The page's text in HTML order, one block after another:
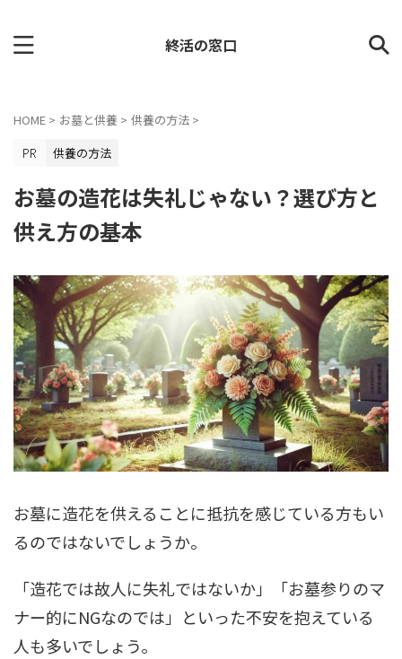
終活の窓口
HOME > お墓と供養 > 供養の方法 >
供養の方法
お墓の造花は失礼じゃない？選び方と
供え方の基本
お墓に造花を供えることに抵抗を感じている方もい
るのではないでしょうか。
「造花では故人に失礼ではないか」「お墓参りのマ
ナー的にNGなのでは」といった不安を抱えている
人も多いでしょう。